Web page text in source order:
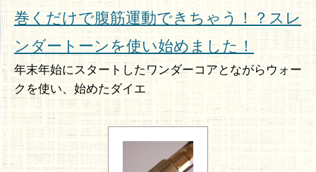
巻くだけで腹筋運動できちゃう！？スレ
ンダートーンを使い始めました！
年末年始にスタートしたワンダーコアとながらウォー
クを使い、始めたダイエ